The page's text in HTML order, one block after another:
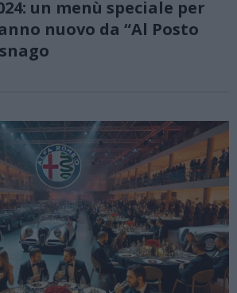
un menù speciale per
nuovo da “Al Posto